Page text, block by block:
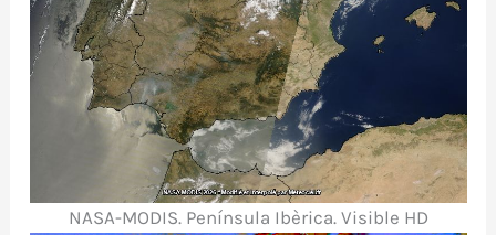
NASA-MODIS. Península Ibèrica. Visible HD